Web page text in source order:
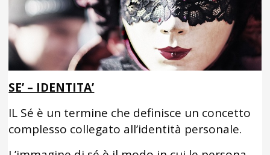
SE’ – IDENTITA’
IL Sé è un termine che definisce un concetto
complesso collegato all’identità personale.